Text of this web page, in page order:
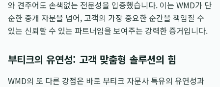
와 견주어도 손색없는 전문성을 입증했습니다. 이는 WMD가 단
순한 중개 자문을 넘어, 고객의 가장 중요한 순간을 책임질 수
있는 신뢰할 수 있는 파트너임을 보여주는 강력한 증거입니다.
부티크의 유연성: 고객 맞춤형 솔루션의 힘
WMD의 또 다른 강점은 바로 부티크 자문사 특유의 유연성과